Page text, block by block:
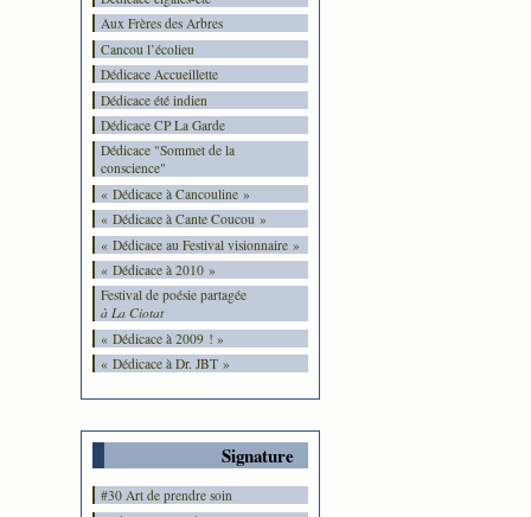
Aux Frères des Arbres
Cancou l’écolieu
Dédicace Accueillette
Dédicace été indien
Dédicace CP La Garde
Dédicace "Sommet de la
conscience"
« Dédicace à Cancouline »
« Dédicace à Cante Coucou »
« Dédicace au Festival visionnaire »
« Dédicace à 2010 »
Festival de poésie partagée
à La Ciotat
« Dédicace à 2009 ! »
« Dédicace à Dr. JBT »
Signature
#30 Art de prendre soin